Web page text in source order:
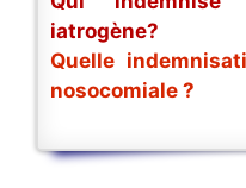
iatrogène?
Quelle
nosocomiale ?